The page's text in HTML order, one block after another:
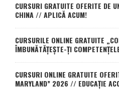
CURSURI GRATUITE OFERITE DE
CHINA // APLICĂ ACUM!
CURSURILE ONLINE GRATUITE
ÎMBUNĂTĂȚEȘTE-ȚI
CURSURI ONLINE GRATUITE
MARYLAND” 2026 // EDUCAȚIE